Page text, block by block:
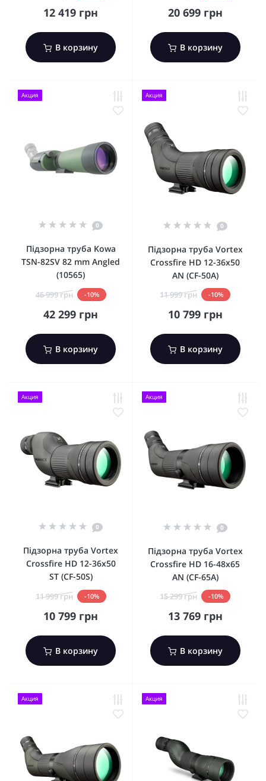
12 419 грн
В корзину
20 699 грн
В корзину
Акция
0
Підзорна труба Kowa
TSN-82SV 82 mm Angled
(10565)
46 999 грн -10%
42 299 грн
В корзину
Акция
0
Підзорна труба Vortex
Crossfire HD 12-36x50
AN (CF-50A)
11 999 грн -10%
10 799 грн
В корзину
Акция
0
Підзорна труба Vortex
Crossfire HD 12-36x50
ST (CF-50S)
11 999 грн -10%
10 799 грн
В корзину
Акция
0
Підзорна труба Vortex
Crossfire HD 16-48x65
AN (CF-65A)
15 299 грн -10%
13 769 грн
В корзину
Акция Акция